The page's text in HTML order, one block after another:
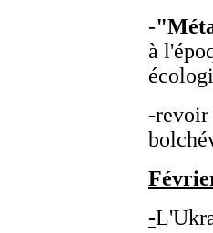
-
à
-revoir
-